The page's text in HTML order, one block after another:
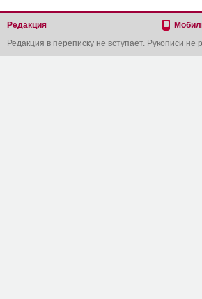
Редакция
Редакция в переписку не вступает. Рукописи